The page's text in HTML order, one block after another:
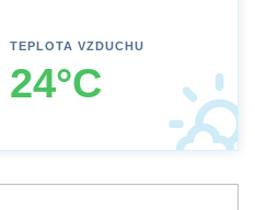
TEPLOTA VZDUCHU
24°C